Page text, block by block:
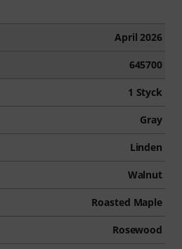
April 2026
645700
1 Styck
Gray
Linden
Walnut
Roasted Maple
Rosewood